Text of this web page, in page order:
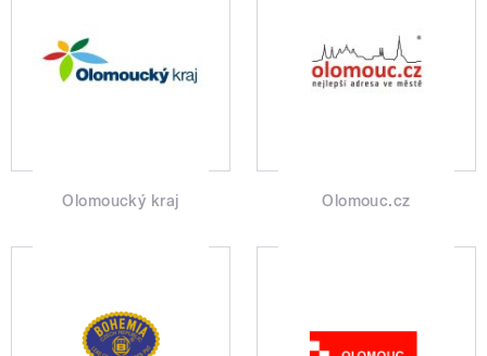
Olomoucký kraj Olomouc.cz